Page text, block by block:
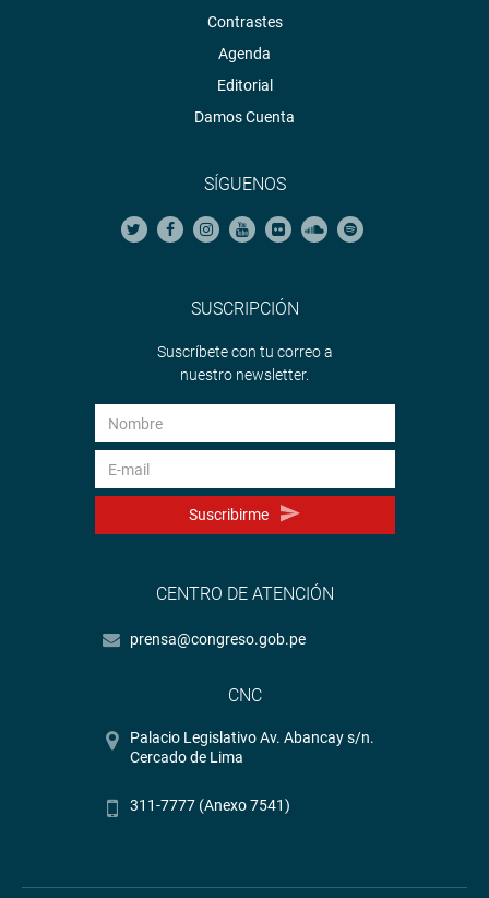
Contrastes
Agenda
Editorial
Damos Cuenta
SÍGUENOS
SUSCRIPCIÓN
Suscríbete con tu correo a
nuestro newsletter.
Suscribirme
CENTRO DE ATENCIÓN
prensa@congreso.gob.pe
CNC
Palacio Legislativo Av. Abancay s/n.
Cercado de Lima
311-7777 (Anexo 7541)